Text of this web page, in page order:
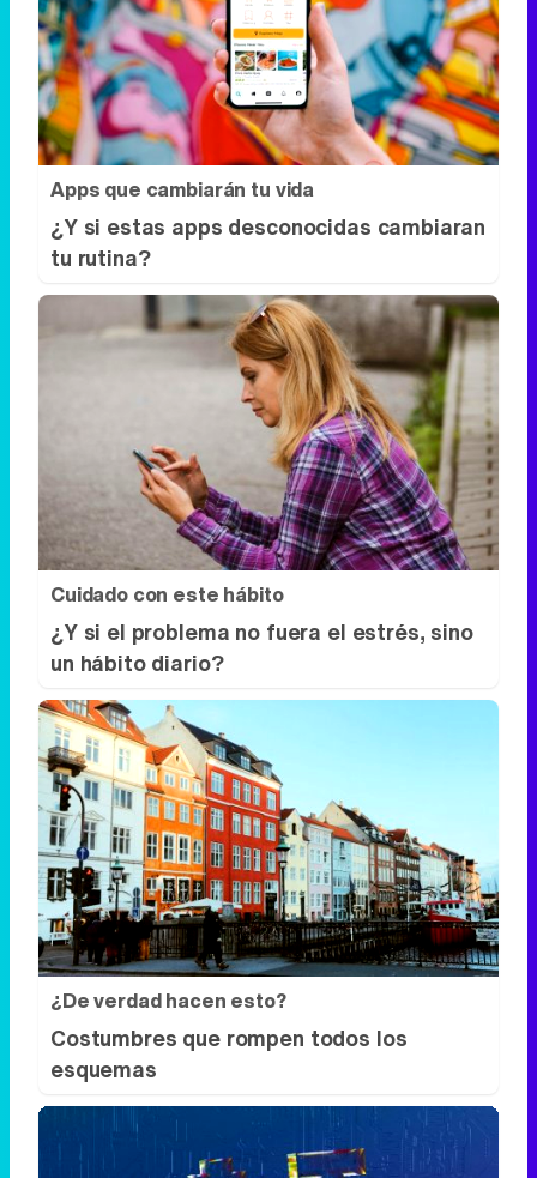
Apps que cambiarán tu vida
¿Y si estas apps desconocidas cambiaran
tu rutina?
Cuidado con este hábito
¿Y si el problema no fuera el estrés, sino
un hábito diario?
¿De verdad hacen esto?
Costumbres que rompen todos los
esquemas